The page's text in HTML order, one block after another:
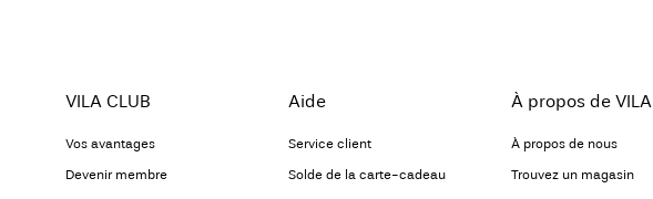
sommes convaincus que les shorts en jean peuvent être une pièce intemporelle de toutes
VILA CLUB
Vos avantages
Devenir membre
Aide
Service client
Solde de la carte-cadeau
À propos de VILA
À propos de nous
Trouvez un magasin